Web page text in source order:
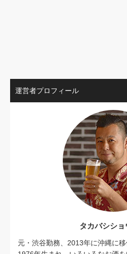
運営者プロフィール
タカバシショ
元・渋谷勤務、2013年に沖縄に移